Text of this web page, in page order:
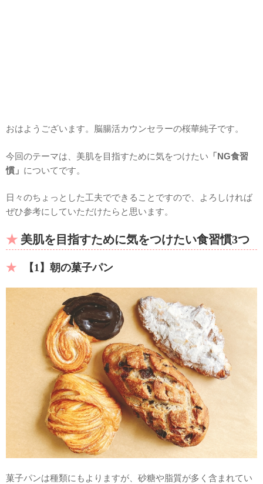
おはようございます。脳腸活カウンセラーの桜華純子です。
今回のテーマは、美肌を目指すために気をつけたい 「NG食習
慣」 についてです。
日々のちょっとした工夫でできることですので、よろしければ
ぜひ参考にしていただけたらと思います。
美肌を目指すために気をつけたい食習慣3つ
【1】朝の菓子パン
菓子パンは種類にもよりますが、砂糖や脂質が多く含まれてい